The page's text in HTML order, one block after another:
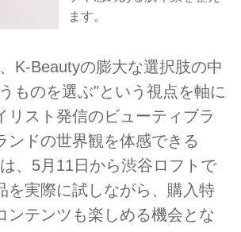
ます。
、K-Beautyの膨大な選択肢の中
ものを選ぶ"という視点を軸に
リスト発信のビューティブラ
ンドの世界観を体感できる
、5月11日から渋谷ロフトで
を実際に試しながら、購入特
ンテンツも楽しめる機会とな